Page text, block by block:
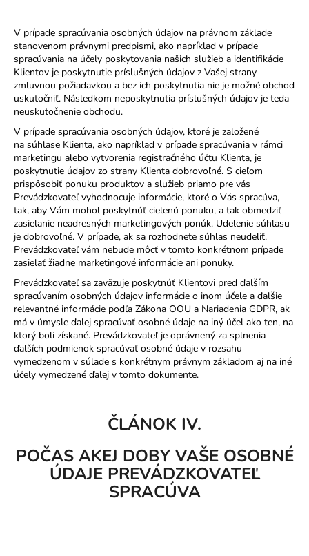
V prípade spracúvania osobných údajov na právnom základe
stanovenom právnymi predpismi, ako napríklad v prípade
spracúvania na účely poskytovania našich služieb a identifikácie
Klientov je poskytnutie príslušných údajov z Vašej strany
zmluvnou požiadavkou a bez ich poskytnutia nie je možné obchod
uskutočniť. Následkom neposkytnutia príslušných údajov je teda
neuskutočnenie obchodu.
V prípade spracúvania osobných údajov, ktoré je založené
na súhlase Klienta, ako napríklad v prípade spracúvania v rámci
marketingu alebo vytvorenia registračného účtu Klienta, je
poskytnutie údajov zo strany Klienta dobrovoľné. S cieľom
prispôsobiť ponuku produktov a služieb priamo pre vás
Prevádzkovateľ vyhodnocuje informácie, ktoré o Vás spracúva,
tak, aby Vám mohol poskytnúť cielenú ponuku, a tak obmedziť
zasielanie neadresných marketingových ponúk. Udelenie súhlasu
je dobrovoľné. V prípade, ak sa rozhodnete súhlas neudeliť,
Prevádzkovateľ vám nebude môcť v tomto konkrétnom prípade
zasielať žiadne marketingové informácie ani ponuky.
Prevádzkovateľ sa zaväzuje poskytnúť Klientovi pred ďalším
spracúvaním osobných údajov informácie o inom účele a ďalšie
relevantné informácie podľa Zákona OOU a Nariadenia GDPR, ak
má v úmysle ďalej spracúvať osobné údaje na iný účel ako ten, na
ktorý boli získané. Prevádzkovateľ je oprávnený za splnenia
ďalších podmienok spracúvať osobné údaje v rozsahu
vymedzenom v súlade s konkrétnym právnym základom aj na iné
účely vymedzené ďalej v tomto dokumente.
ČLÁNOK IV.
POČAS AKEJ DOBY VAŠE OSOBNÉ
ÚDAJE PREVÁDZKOVATEĽ
SPRACÚVA